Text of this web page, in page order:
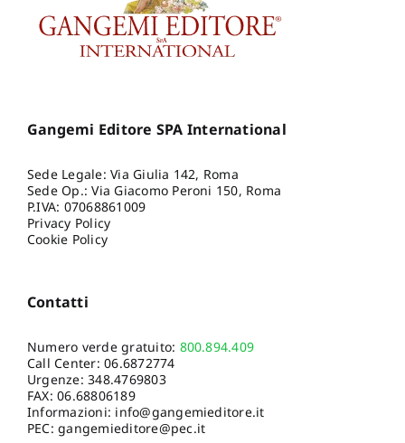
Gangemi Editore SPA International
Sede Legale: Via Giulia 142, Roma
Sede Op.: Via Giacomo Peroni 150, Roma
P.IVA: 07068861009
Privacy Policy
Cookie Policy
Contatti
Numero verde gratuito: 800.894.409
Call Center:06.6872774
Urgenze:348.4769803
FAX: 06.68806189
Informazioni: info@gangemieditore.it
PEC: gangemieditore@pec.it